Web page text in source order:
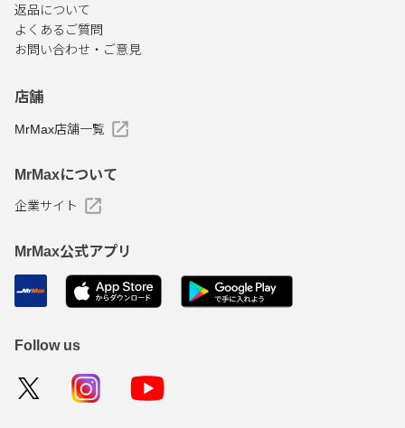
返品について
よくあるご質問
お問い合わせ・ご意見
店舗
MrMax店舗一覧
MrMaxについて
企業サイト
MrMax公式アプリ
Follow us